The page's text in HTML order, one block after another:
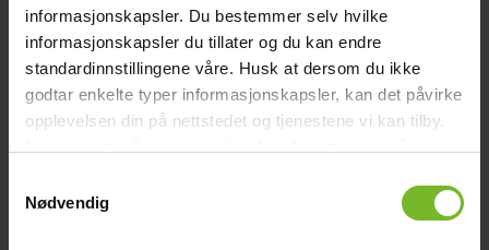
informasjonskapsler. Du bestemmer selv hvilke
informasjonskapsler du tillater og du kan endre
standardinnstillingene våre. Husk at dersom du ikke
godtar enkelte typer informasjonskapsler, kan det påvirke
opplevelsen din på nettstedet og tjenestene vi kan tilby.
Nødvendig
Batteriets livstid är upp till 20 år. Inga sladdar, installation,
laddning eller batteribyte behövs.
Ger dig mer säkerhet vid användning av t.ex gasolspis,
Varnar för både nya och gamla typer av narkosgas långt före
hälsopåverkning
eter, fluraner)